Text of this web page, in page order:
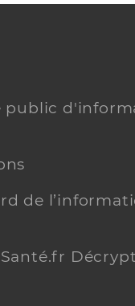
public
de